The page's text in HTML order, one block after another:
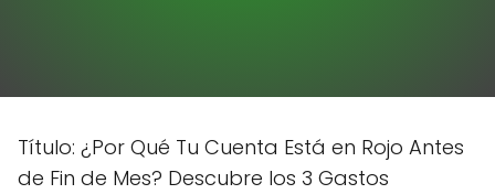
Título: ¿Por Qué Tu Cuenta Está en Rojo Antes
de Fin de Mes? Descubre los 3 Gastos